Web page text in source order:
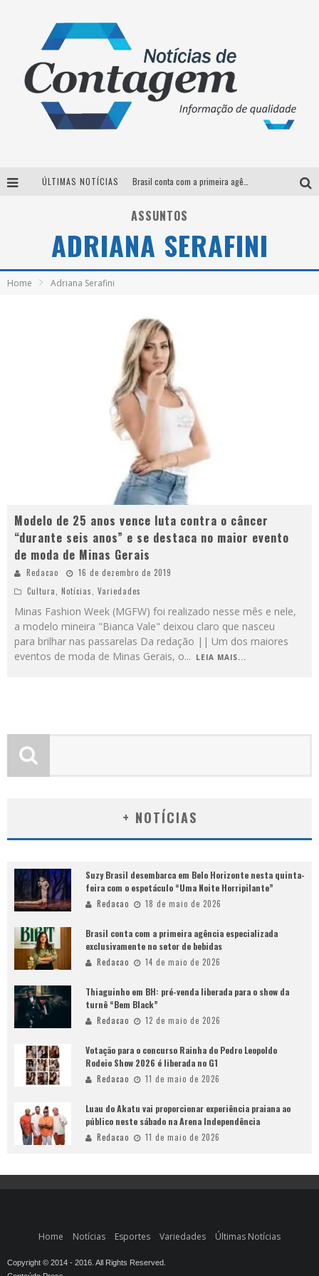
ÚLTIMAS NOTÍCIAS
Votação para o concurso Rainha do Pedro Leopoldo Rodeio Show 2026 é liberada no G1
Suzy Brasil desembarca em Belo Horizonte nesta quinta-feira com o espetáculo “Uma Noite Horripilante”
ASSUNTOS
ADRIANA SERAFINI
Home Adriana Serafini
Modelo de 25 anos vence luta contra o câncer
“durante seis anos” e se destaca no maior evento
de moda de Minas Gerais
Redacao
16 de dezembro de 2019
Cultura, Notícias, Variedades
Minas Fashion Week (MGFW) foi realizado nesse mês e nele,
a modelo mineira "Bianca Vale" deixou claro que nasceu
para brilhar nas passarelas Da redação || Um dos maiores
eventos de moda de Minas Gerais, o... LEIA MAIS...
+ NOTÍCIAS
Suzy Brasil desembarca em Belo Horizonte nesta quinta-
feira com o espetáculo “Uma Noite Horripilante”
Redacao 18 de maio de 2026
Brasil conta com a primeira agência especializada
exclusivamente no setor de bebidas
Redacao 14 de maio de 2026
Thiaguinho em BH: pré-venda liberada para o show da
turnê “Bem Black”
Redacao 12 de maio de 2026
Votação para o concurso Rainha do Pedro Leopoldo
Rodeio Show 2026 é liberada no G1
Redacao 11 de maio de 2026
Luau do Akatu vai proporcionar experiência praiana ao
público neste sábado na Arena Independência
Redacao 11 de maio de 2026
Home Notícias Esportes Variedades Últimas Notícias
Copyright © 2014 - 2016. All Rights Reserved.